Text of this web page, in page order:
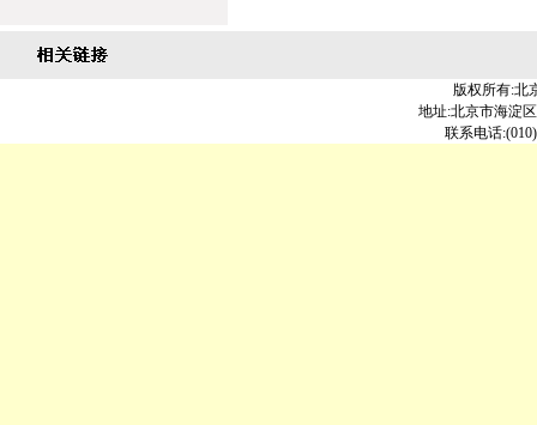
版权所有:北
地址:北京市海淀
联系电话